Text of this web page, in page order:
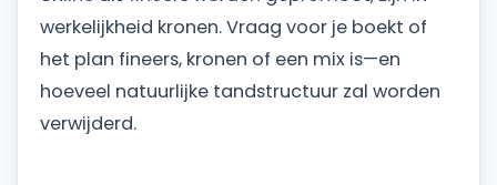
werkelijkheid kronen. Vraag voor je boekt of
het plan fineers, kronen of een mix is—en
hoeveel natuurlijke tandstructuur zal worden
verwijderd.